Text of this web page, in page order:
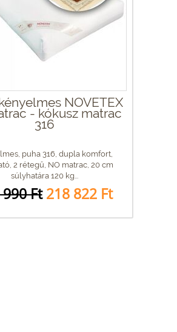
NOVETEX
- kókusz matrac
316
puha 316, dupla komfort,
2 rétegű, NO matrac, 20 cm
súlyhatára 120 kg...
Ft 218 822 Ft